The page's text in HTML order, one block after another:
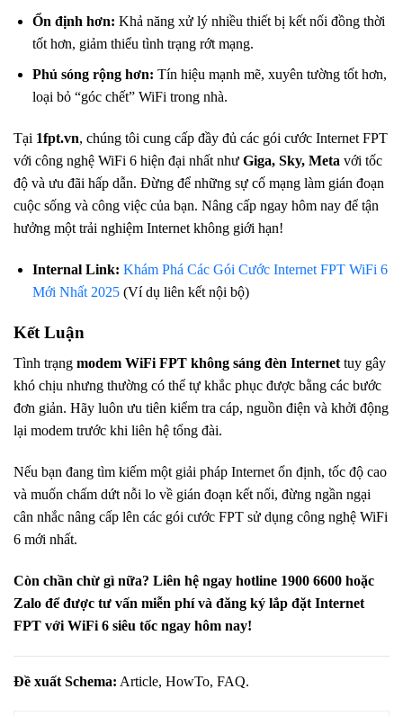
Ổn định hơn: Khả năng xử lý nhiều thiết bị kết nối đồng thời
tốt hơn, giảm thiểu tình trạng rớt mạng.
Phủ sóng rộng hơn: Tín hiệu mạnh mẽ, xuyên tường tốt hơn,
loại bỏ “góc chết” WiFi trong nhà.
Tại 1fpt.vn, chúng tôi cung cấp đầy đủ các gói cước Internet FPT
với công nghệ WiFi 6 hiện đại nhất như Giga, Sky, Meta với tốc
độ và ưu đãi hấp dẫn. Đừng để những sự cố mạng làm gián đoạn
cuộc sống và công việc của bạn. Nâng cấp ngay hôm nay để tận
hưởng một trải nghiệm Internet không giới hạn!
Internal Link: Khám Phá Các Gói Cước Internet FPT WiFi 6
Mới Nhất 2025(Ví dụ liên kết nội bộ)
Kết Luận
Tình trạng modem WiFi FPT không sáng đèn Internet tuy gây
khó chịu nhưng thường có thể tự khắc phục được bằng các bước
đơn giản. Hãy luôn ưu tiên kiểm tra cáp, nguồn điện và khởi động
lại modem trước khi liên hệ tổng đài.
Nếu bạn đang tìm kiếm một giải pháp Internet ổn định, tốc độ cao
và muốn chấm dứt nỗi lo về gián đoạn kết nối, đừng ngần ngại
cân nhắc nâng cấp lên các gói cước FPT sử dụng công nghệ WiFi
6 mới nhất.
Còn chần chừ gì nữa? Liên hệ ngay hotline 1900 6600 hoặc
Zalo để được tư vấn miễn phí và đăng ký lắp đặt Internet
FPT với WiFi 6 siêu tốc ngay hôm nay!
Đề xuất Schema: Article, HowTo, FAQ.